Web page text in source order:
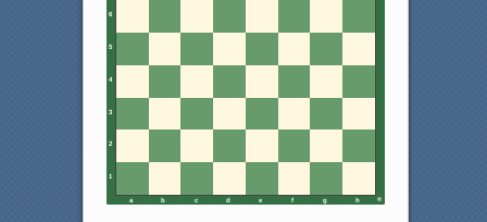
6
5
4
3
2
1
a b c d e f g h